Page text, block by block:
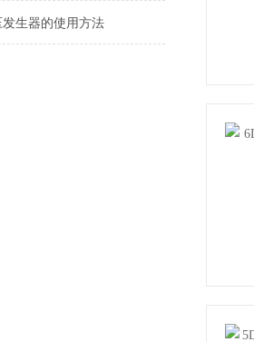
生器的使用方法